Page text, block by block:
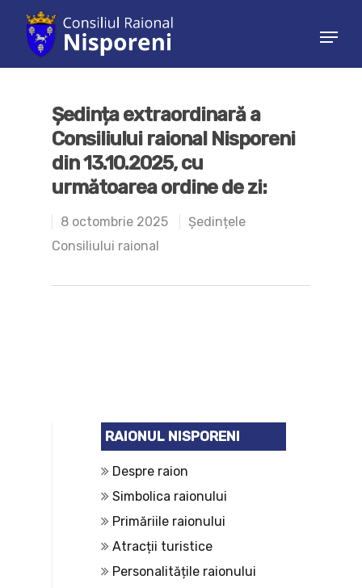
Ședința extraordinară a
Consiliului raional Nisporeni
din 13.10.2025, cu
următoarea ordine de zi:
8 octombrie 2025
Ședințele
Consiliului raional
RAIONUL NISPORENI
Despre raion
Simbolica raionului
Primăriile raionului
Atracții turistice
Personalitățile raionului